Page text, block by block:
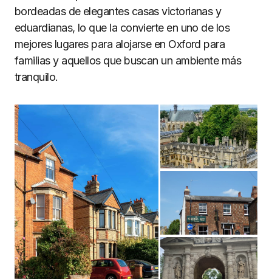
bordeadas de elegantes casas victorianas y
eduardianas, lo que la convierte en uno de los
mejores lugares para alojarse en Oxford para
familias y aquellos que buscan un ambiente más
tranquilo.